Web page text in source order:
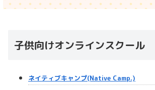
子供向けオンラインスクール
ネイティブキャンプ(Native Camp.)